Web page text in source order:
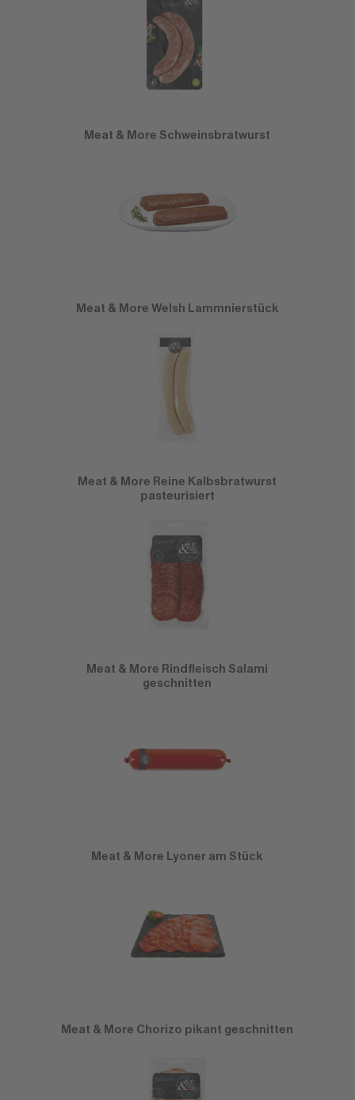
Meat & More Schweinsbratwurst
Meat & More Welsh Lammnierstück
Meat & More Reine Kalbsbratwurst
pasteurisiert
Meat & More Rindfleisch Salami
geschnitten
Meat & More Lyoner am Stück
Meat & More Chorizo pikant geschnitten